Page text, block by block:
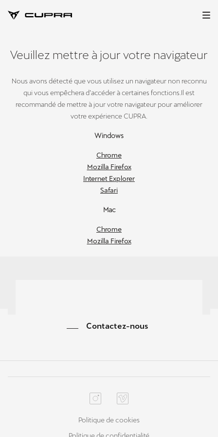
Veuillez mettre à jour votre navigateur
Nous avons détecté que vous utilisez un navigateur non reconnu
qui vous empêchera d’accéder à certaines fonctions.Il est
recommandé de mettre à jour votre navigateur pour améliorer
votre expérience CUPRA.
Windows
Chrome
Mozilla Firefox
Internet Explorer
Safari
Mac
Chrome
Mozilla Firefox
Contactez-nous
Politique de cookies